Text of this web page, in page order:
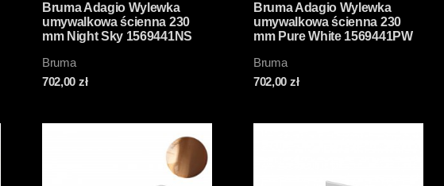
Bruma Adagio Wylewka
umywalkowa ścienna 230
mm Night Sky 1569441NS
Bruma
702,00 zł
Bruma Adagio Wylewka
umywalkowa ścienna 230
mm Pure White 1569441PW
Bruma
702,00 zł